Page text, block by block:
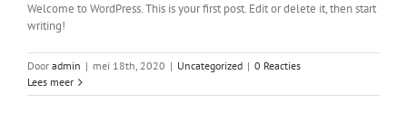
Welcome to WordPress. This is your first post. Edit or delete it, then start
writing!
Door admin | mei 18th, 2020 | Uncategorized | 0 Reacties
Lees meer